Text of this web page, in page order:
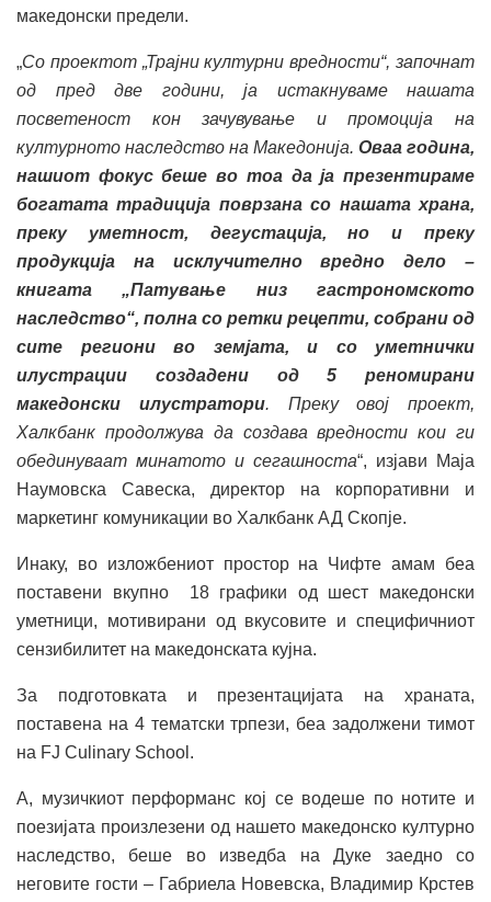
македонски предели.
„Со проектот „Трајни културни вредности“, започнат
од пред две години, ја истакнуваме нашата
посветеност кон зачувување и промоција на
културното наследство на Македонија. Оваа година,
нашиот фокус беше во тоа да ја презентираме
богатата традиција поврзана со нашата храна,
преку уметност, дегустација, но и
преку
продукција на исклучително вредно дело –
книгата „Патување низ гастрономското
наследство“, полна со ретки рецепти, собрани од
сите региони во земјата, и со уметнички
илустрации создадени од 5 реномирани
македонски илустратори. Преку овој проект,
Халкбанк продолжува да создава вредности кои ги
обединуваат минатото и сегашноста“, изјави Маја
Наумовска Савеска, директор на корпоративни и
маркетинг комуникации во Халкбанк АД Скопје.
Инаку, во изложбениот простор на Чифте амам беа
поставени вкупно 18 графики од шест македонски
уметници, мотивирани од вкусовите и специфичниот
сензибилитет на македонската кујна.
За подготовката и презентацијата на храната,
поставена на 4 тематски трпези, беа задолжени тимот
на FJ Culinary School.
А, музичкиот перформанс кој се водеше по нотите и
поезијата произлезени од нашето македонско културно
наследство, беше во изведба на Дуке заедно со
неговите гости – Габриела Новевска, Владимир Крстев